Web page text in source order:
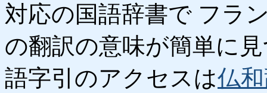
対応の国語辞書で フラ
の翻訳の意味が簡単に
語字引のアクセスは仏